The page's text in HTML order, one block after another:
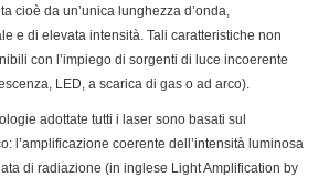
cioè da un’unica lunghezza d’onda,
e di elevata intensità. Tali caratteristiche non
con l’impiego di sorgenti di luce incoerente
LED, a scarica di gas o ad arco).
adottate tutti i laser sono basati sul
l’amplificazione coerente dell’intensità luminosa
di radiazione (in inglese Light Amplification by